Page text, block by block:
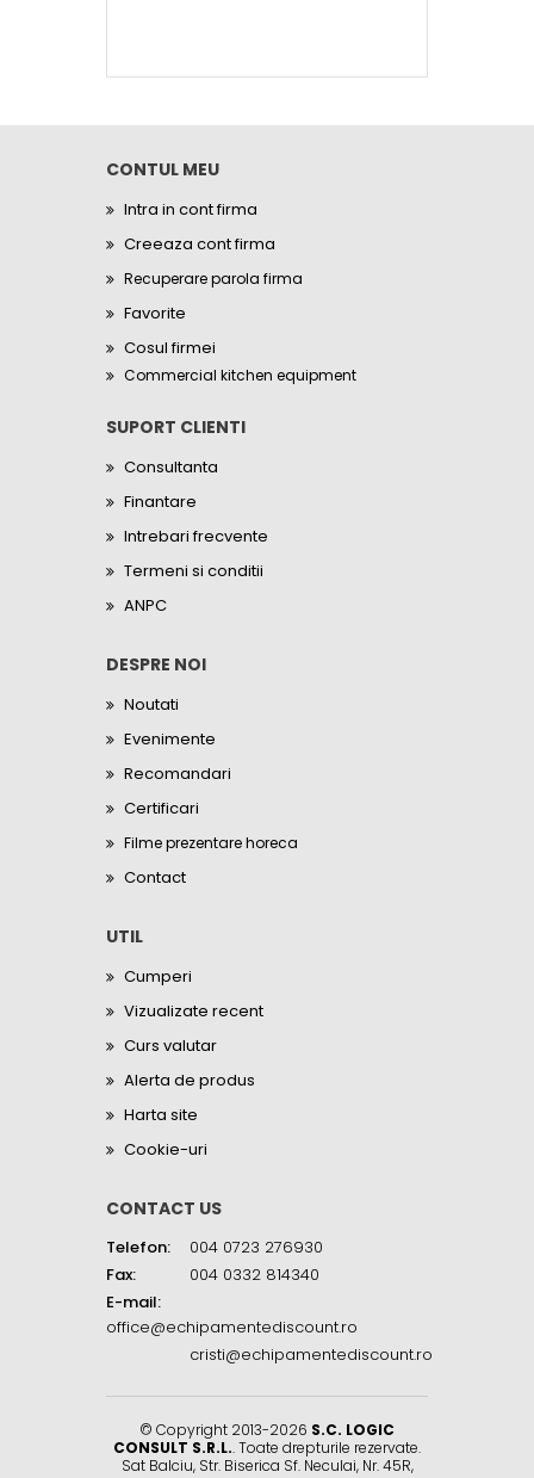
CONTUL MEU
Intra in cont firma
Creeaza cont firma
Recuperare parola firma
Favorite
Cosul firmei
Commercial kitchen equipment
SUPORT CLIENTI
Consultanta
Finantare
Intrebari frecvente
Termeni si conditii
ANPC
DESPRE NOI
Noutati
Evenimente
Recomandari
Certificari
Filme prezentare horeca
Contact
UTIL
Cumperi
Vizualizate recent
Curs valutar
Alerta de produs
Harta site
Cookie-uri
CONTACT US
Telefon:
004 0723 276930
Fax:
004 0332 814340
E-mail:
office@echipamentediscount.ro
cristi@echipamentediscount.ro
© Copyright 2013-2026 S.C. LOGIC
CONSULT S.R.L.. Toate drepturile rezervate.
Sat Balciu, Str. Biserica Sf. Neculai, Nr. 45R,